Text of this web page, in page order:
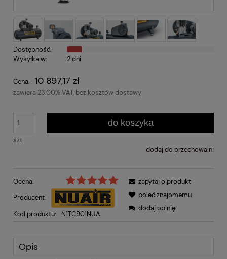
Dostępność:
Wysyłka w:
2 dni
Cena: 10 897,17 zł
zawiera 23.00% VAT, bez kosztów dostawy
szt.
do koszyka
dodaj do przechowalni
Ocena:
Producent:
Kod produktu:
N1TC901NUA
zapytaj o produkt
poleć znajomemu
dodaj opinię
Opis